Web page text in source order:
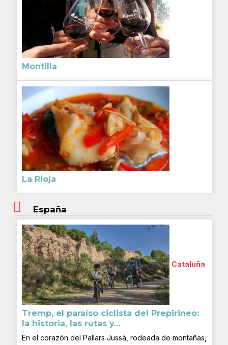
Montilla
La Rioja
España
Cataluña
Tremp, el paraíso ciclista del Prepirineo:
la historia, las rutas y...
En el corazón del Pallars Jussà, rodeada de montañas,